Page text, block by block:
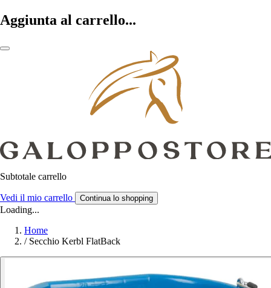
Aggiunta al carrello...
Subtotale carrello
Vedi il mio carrello Continua lo shopping
Loading...
Home
/ Secchio Kerbl FlatBack